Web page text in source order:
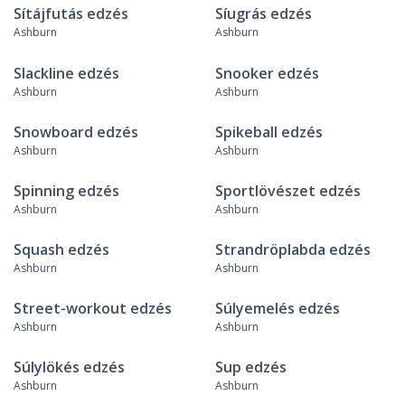
Sítájfutás edzés
Ashburn
Síugrás edzés
Ashburn
Slackline edzés
Ashburn
Snooker edzés
Ashburn
Snowboard edzés
Ashburn
Spikeball edzés
Ashburn
Spinning edzés
Ashburn
Sportlövészet edzés
Ashburn
Squash edzés
Ashburn
Strandröplabda edzés
Ashburn
Street-workout edzés
Ashburn
Súlyemelés edzés
Ashburn
Súlylökés edzés
Ashburn
Sup edzés
Ashburn